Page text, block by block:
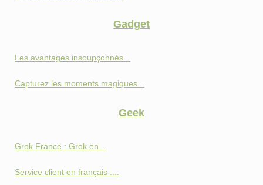
Gadget
Les avantages insoupçonnés...
Capturez les moments magiques...
Geek
Grok France : Grok en...
Service client en français :...